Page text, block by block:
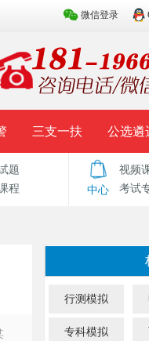
微信登录
三支一扶 公选遴
题库 辅导资料 历
题
程 中心
视频
考试
行测模拟
专科模拟